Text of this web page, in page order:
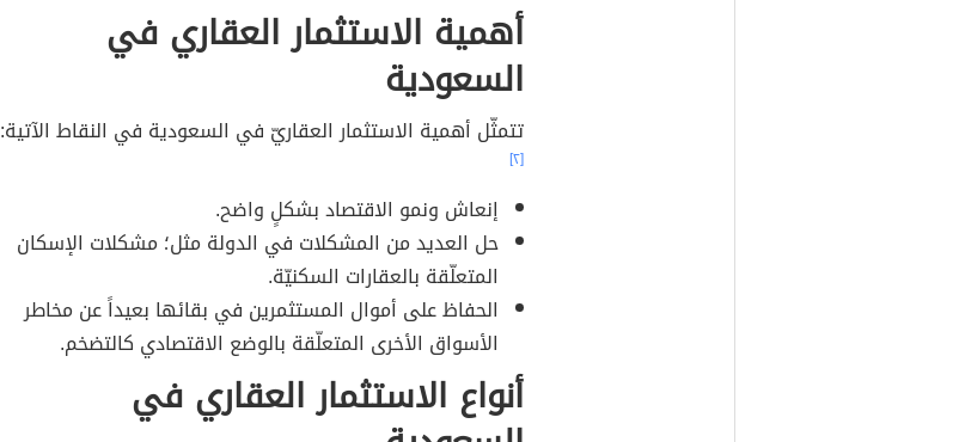
أهمية الاستثمار العقاري في
السعودية
تتمثّل أهمية الاستثمار العقاريّ في السعودية في النقاط الآتية:
[٢]
إنعاش ونمو الاقتصاد بشكلٍ واضح.
حل العديد من المشكلات في الدولة مثل؛ مشكلات الإسكان
المتعلّقة بالعقارات السكنيّة.
الحفاظ على أموال المستثمرين في بقائها بعيداً عن مخاطر
الأسواق الأخرى المتعلّقة بالوضع الاقتصادي كالتضخم.
أنواع الاستثمار العقاري في